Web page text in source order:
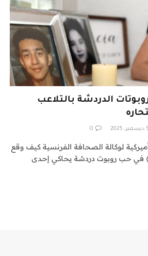
الدردشة بالتلاعب
5 ديسمبر، 2025 0
لوكالة الصحافة الفرنسية كيف وقع
سول (14 سنة) في حب روبوت دردشة يحاكي إحدى